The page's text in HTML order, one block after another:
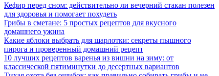
Кефир перед сном: действительно ли вечерний стакан полезен
для здоровья и помогает похудеть
Грибы в сметане: 5 простых рецептов для вкусного
домашнего ужина
Какие яблоки выбрать для шарлотки: секреты пышного
пирога и проверенный домашний рецепт
10 лучших рецептов варенья из вишни на зиму: от
классической пятиминутки до десертных вариантов